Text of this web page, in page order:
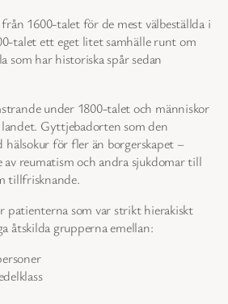
1600-talet för de mest välbeställda i
talet ett eget litet samhälle runt om
som har historiska spår sedan
under 1800-talet och människor
Gyttjebadorten som den
hälsokur för fler än borgerskapet –
av reumatism och andra sjukdomar till
tillfrisknande.
patienterna som var strikt hierakiskt
åtskilda grupperna emellan: